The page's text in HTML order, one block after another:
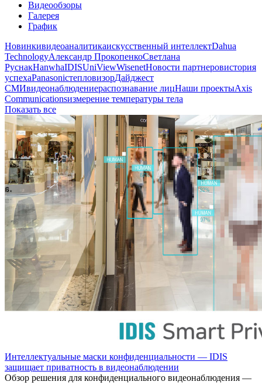
Видеообзоры
Галерея
График
Новинкивидеоаналитикаискусственный интеллектDahua
TechnologyАлександр ПрокопенкоСветлана
РуснакHanwhaIDISUniViewWisenetНовости партнеровистория
успехаPanasonicтепловизорДайджест
СМИвидеонаблюдениераспознавание лицНаши проектыAxis
Communicationsизмерение температуры тела
Показать все
Интеллектуальные маски конфиденциальности — IDIS
защищает приватность в видеонаблюдении
Обзор решения для конфиденциального видеонаблюдения —